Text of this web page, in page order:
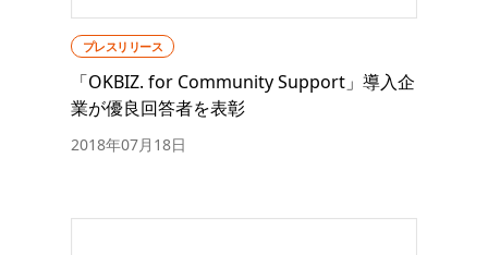
プレスリリース
「OKBIZ. for Community Support」導入企
業が優良回答者を表彰
2018年07月18日